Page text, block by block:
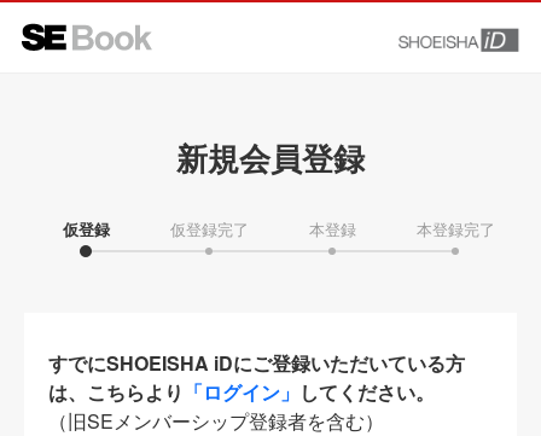
新規会員登録
仮登録 仮登録完了 本登録 本登録完了
すでにSHOEISHA iDにご登録いただいている方
は、こちらより 「ログイン」 してください。
（旧SEメンバーシップ登録者を含む）